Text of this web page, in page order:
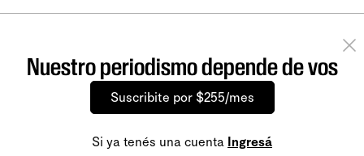
Nuestro periodismo depende de vos
Suscribite por $255/mes
Si ya tenés una cuenta Ingresá